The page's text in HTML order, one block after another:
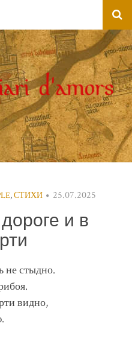
,СТИХИ 25.07.2025
и в
не стыдно.
видно,